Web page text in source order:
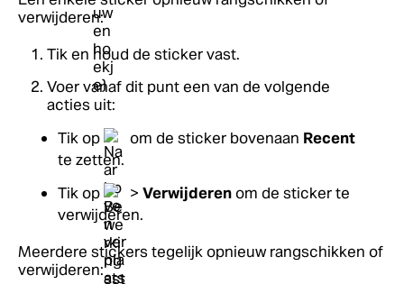
verwijderen:
Tik en houd de sticker vast.
Voer vanaf dit punt een van de volgende
acties uit:
Tik op
om de sticker bovenaan Recent
te zetten.
Tik op
> Verwijderenom de sticker te
verwijderen.
Meerdere stickers tegelijk opnieuw rangschikken of
verwijderen: